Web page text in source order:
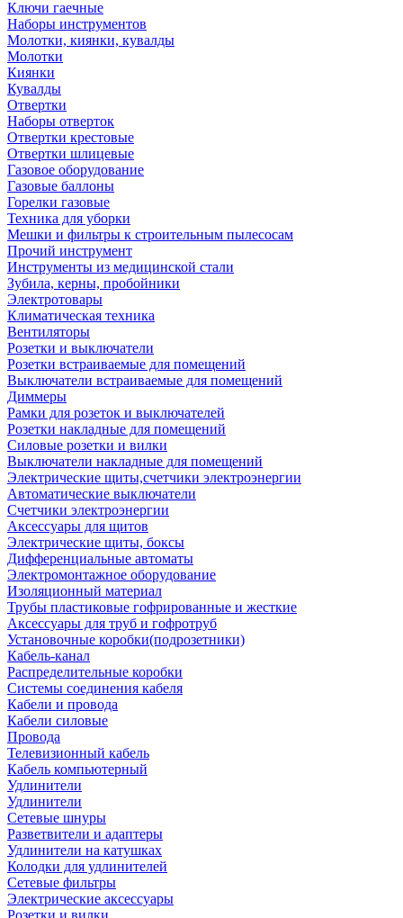
Ключи гаечные
Наборы инструментов
Молотки, киянки, кувалды
Молотки
Киянки
Кувалды
Отвертки
Наборы отверток
Отвертки крестовые
Отвертки шлицевые
Газовое оборудование
Газовые баллоны
Горелки газовые
Техника для уборки
Мешки и фильтры к строительным пылесосам
Прочий инструмент
Инструменты из медицинской стали
Зубила, керны, пробойники
Электротовары
Климатическая техника
Вентиляторы
Розетки и выключатели
Розетки встраиваемые для помещений
Выключатели встраиваемые для помещений
Диммеры
Рамки для розеток и выключателей
Розетки накладные для помещений
Силовые розетки и вилки
Выключатели накладные для помещений
Электрические щиты,счетчики электроэнергии
Автоматические выключатели
Счетчики электроэнергии
Аксессуары для щитов
Электрические щиты, боксы
Дифференциальные автоматы
Электромонтажное оборудование
Изоляционный материал
Трубы пластиковые гофрированные и жесткие
Аксессуары для труб и гофротруб
Установочные коробки(подрозетники)
Кабель-канал
Распределительные коробки
Системы соединения кабеля
Кабели и провода
Кабели силовые
Провода
Телевизионный кабель
Кабель компьютерный
Удлинители
Удлинители
Сетевые шнуры
Разветвители и адаптеры
Удлинители на катушках
Колодки для удлинителей
Сетевые фильтры
Электрические аксессуары
Розетки и вилки